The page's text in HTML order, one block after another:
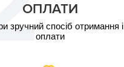
ОПЛАТИ
зручний спосіб отримання і
оплати